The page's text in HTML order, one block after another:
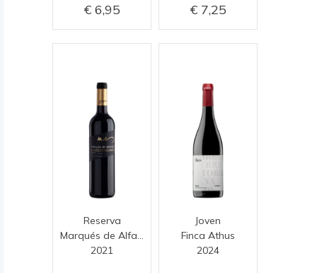
6,95 7,25
Reserva
Marqués de Alfamén
2021
Joven
Finca Athus
2024